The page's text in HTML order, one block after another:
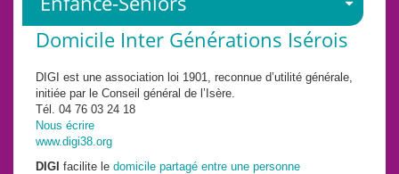
Domicile Inter Générations Isérois
DIGI est une association loi 1901, reconnue d’utilité générale,
initiée par le Conseil général de l’Isère.
Tél. 04 76 03 24 18
Nous écrire
www.digi38.org
DIGI facilite le domicile partagé entre une personne